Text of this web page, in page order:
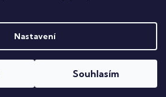
Nastavení
Souhlasím
s.r.o.. Všechna práva vyhrazena.
nastavení cookies